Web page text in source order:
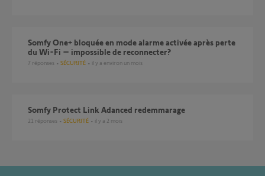
Somfy One+ bloquée en mode alarme activée après perte
du Wi-Fi – impossible de reconnecter?
7 réponses SÉCURITÉ il y a environ un mois
Somfy Protect Link Adanced redemmarage
21 réponses SÉCURITÉ il y a 2 mois